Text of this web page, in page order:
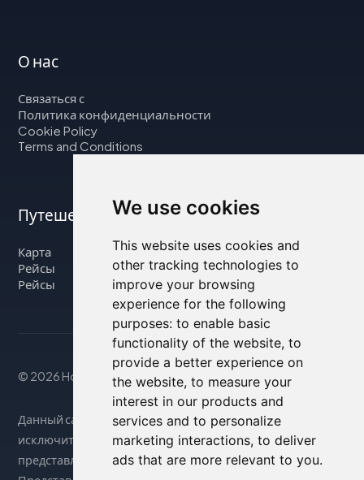
We use cookies
This website uses cookies and
other tracking technologies to
improve your browsing
experience for the following
purposes: to enable basic
functionality of the website, to
provide a better experience on
the website, to measure your
interest in our products and
services and to personalize
marketing interactions, to deliver
ads that are more relevant to you.
О нас
Связаться с
Политика конфиденциальности
Cookie Policy
Terms and Conditions
Путешествуйте с нами
Карта
Рейсы
Рейсы
© 2026 Housity.net
Данный сайт предоставляет информацию
исключительно в справочных целях и никак не связан с
представленными на нем объектами размещения.